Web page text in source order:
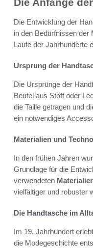
Die Entwicklung der
in den Bedürfnissen der
Laufe der Jahrhunderte
Ursprung der
Die Ursprünge der
Beutel aus Stoff oder
die Taille getragen und
ein notwendiges
Materialien und
In den frühen Jahren
Grundlage für die
verwendeten
vielfältiger und robuster
Die Handtasche im
Im 19. Jahrhundert
die Modegeschichte